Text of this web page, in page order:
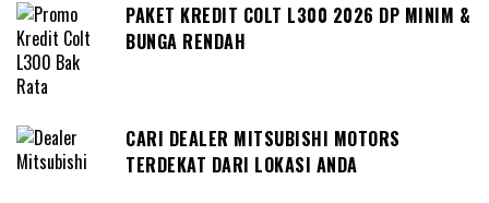
PAKET KREDIT COLT L300 2026 DP MINIM &
BUNGA RENDAH
CARI DEALER MITSUBISHI MOTORS
TERDEKAT DARI LOKASI ANDA